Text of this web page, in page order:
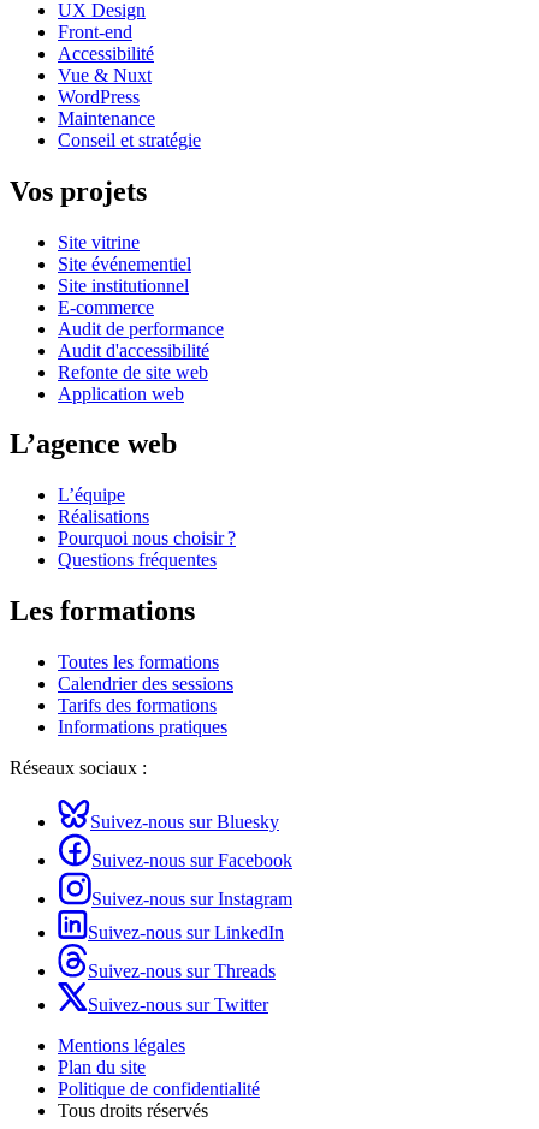
UX Design
Front-end
Accessibilité
Vue & Nuxt
WordPress
Maintenance
Conseil et stratégie
Vos projets
Site vitrine
Site événementiel
Site institutionnel
E-commerce
Audit de performance
Audit d'accessibilité
Refonte de site web
Application web
L’agence web
L’équipe
Réalisations
Pourquoi nous choisir ?
Questions fréquentes
Les formations
Toutes les formations
Calendrier des sessions
Tarifs des formations
Informations pratiques
Réseaux sociaux :
Suivez-nous sur Bluesky
Suivez-nous sur Facebook
Suivez-nous sur Instagram
Suivez-nous sur LinkedIn
Suivez-nous sur Threads
Suivez-nous sur Twitter
Mentions légales
Plan du site
Politique de confidentialité
Tous droits réservés